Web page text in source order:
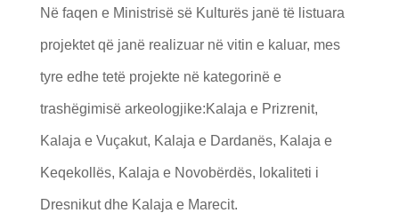
Në faqen e Ministrisë së Kulturës janë të listuara
projektet që janë realizuar në vitin e kaluar, mes
tyre edhe tetë projekte në kategorinë e
trashëgimisë arkeologjike:Kalaja e Prizrenit,
Kalaja e Vuçakut, Kalaja e Dardanës, Kalaja e
Keqekollës, Kalaja e Novobërdës, lokaliteti i
Dresnikut dhe Kalaja e Marecit.